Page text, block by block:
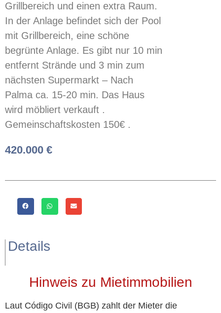
Grillbereich und einen extra Raum.
In der Anlage befindet sich der Pool
mit Grillbereich, eine schöne
begrünte Anlage. Es gibt nur 10 min
entfernt Strände und 3 min zum
nächsten Supermarkt – Nach
Palma ca. 15-20 min. Das Haus
wird möbliert verkauft .
Gemeinschaftskosten 150€ .
420.000 €
Details
Hinweis zu Mietimmobilien
Laut Código Civil (BGB) zahlt der Mieter die